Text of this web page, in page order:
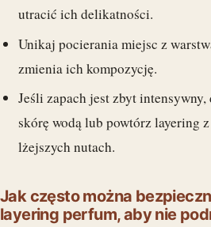
utracić ich delikatności.
Unikaj pocierania miejsc z
zmienia ich kompozycję.
Jeśli zapach jest zbyt
skórę wodą lub powtórz layering
lżejszych nutach.
Jak często można
layering perfum, aby nie